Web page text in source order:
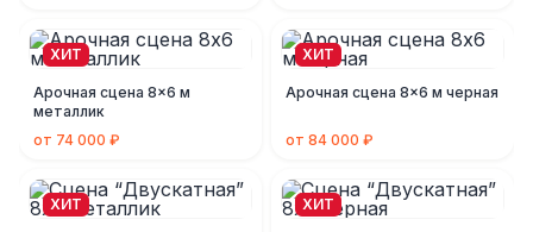
ХИТ
Арочная сцена 8x6 м
металлик
от 74 000 ₽
ХИТ
Арочная сцена 8x6 м черная
от 84 000 ₽
ХИТ ХИТ